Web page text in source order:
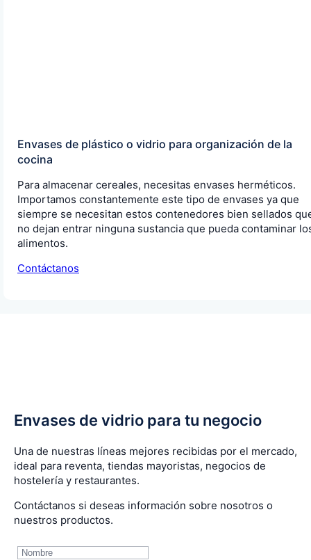
Envases de plástico o vidrio para organización de la
cocina
Para almacenar cereales, necesitas envases herméticos.
Importamos constantemente este tipo de envases ya que
siempre se necesitan estos contenedores bien sellados
no dejan entrar ninguna sustancia que pueda contaminar
alimentos.
Contáctanos
Envases de vidrio para tu negocio
Una de nuestras líneas mejores recibidas por el mercado,
ideal para reventa, tiendas mayoristas, negocios de
hostelería y restaurantes.
Contáctanos si deseas información sobre nosotros o
nuestros productos.